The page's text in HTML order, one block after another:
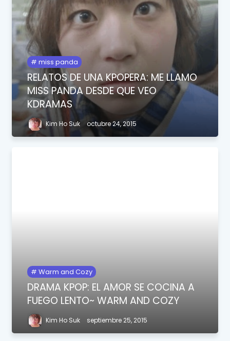
miss panda
RELATOS DE UNA KPOPERA: ME LLAMO
MISS PANDA DESDE QUE VEO
KDRAMAS
Kim Ho Suk octubre 24, 2015
Warm and Cozy
DRAMA KPOP: EL AMOR SE COCINA A
FUEGO LENTO~ WARM AND COZY
Kim Ho Suk septiembre 25, 2015